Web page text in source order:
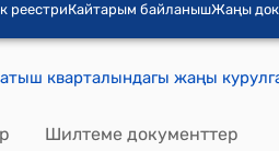
реестриКайтарым байланышЖаңы
Шилтеме документтер